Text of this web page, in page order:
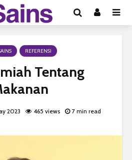
REFERENSI
Tentang
2023 465 views 7 min read